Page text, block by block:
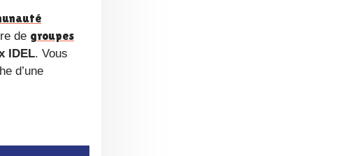
de groupes
IDEL. Vous
d’une